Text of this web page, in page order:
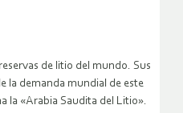
de litio del mundo. Sus
la demanda mundial de este
la «Arabia Saudita del Litio».